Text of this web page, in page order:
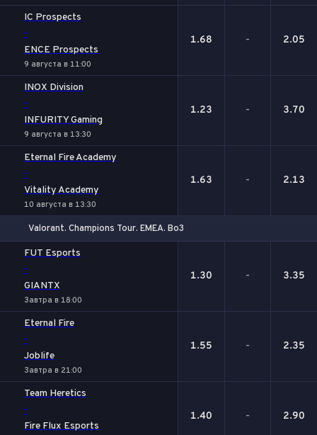
IC Prospects
-
ENCE Prospects
9 августа в 11:00
1.68 - 2.05
INOX Division
-
INFURITY Gaming
9 августа в 13:30
1.23 - 3.70
Eternal Fire Academy
-
Vitality Academy
10 августа в 13:30
1.63 - 2.13
Valorant. Champions Tour. EMEA. Bo3
FUT Esports
-
GIANTX
Завтра в 18:00
1.30 - 3.35
Eternal Fire
-
Joblife
Завтра в 21:00
1.55 - 2.35
Team Heretics
-
Fire Flux Esports
1.40 - 2.90